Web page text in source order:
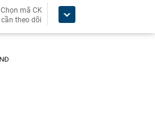
Chọn mã CK
cần theo dõi